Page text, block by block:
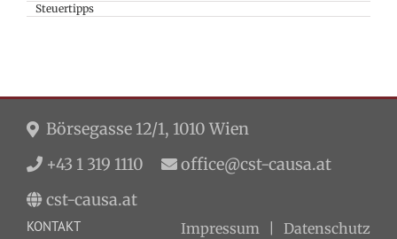
Steuertipps
Börsegasse 12/1, 1010 Wien
+43 1 319 1110
office@cst-causa.at
cst-causa.at
Impressum Datenschutz
KONTAKT